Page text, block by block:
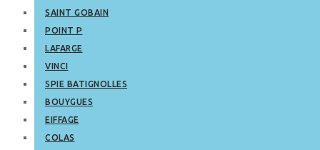
SAINT GOBAIN
POINT P
LAFARGE
VINCI
SPIE BATIGNOLLES
BOUYGUES
EIFFAGE
COLAS